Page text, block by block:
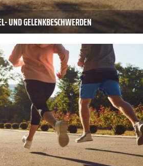
UND GELENKBESCHWERDEN